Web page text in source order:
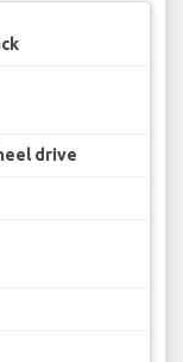
drive